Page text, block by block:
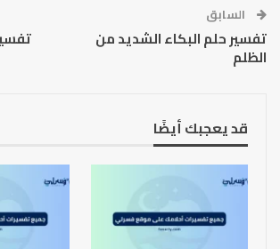
السابق
تفسير حلم البكاء الشديد من
الظلم
قد يعجبك أيضًا